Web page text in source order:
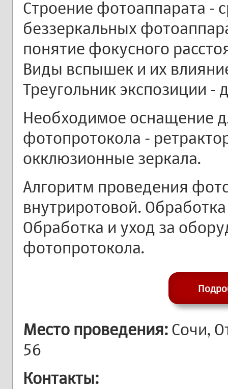
Строение фотоаппарата -
беззеркальных
понятие фокусного
Виды вспышек и их
Треугольник экспозиции
Необходимое оснащение
фотопротокола -
окклюзионные зеркала.
Алгоритм проведения
внутриротовой.
Обработка и уход за
фотопротокола.
Место проведения: Сочи,
56
Контакты: